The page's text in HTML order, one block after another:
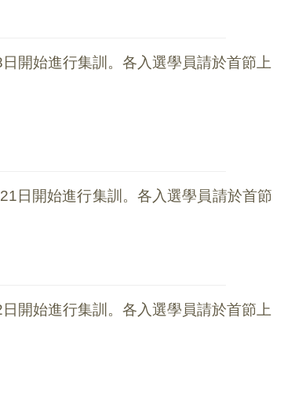
日開始進行集訓。各入選學員請於首節上
日開始進行集訓。各入選學員請於首節
日開始進行集訓。各入選學員請於首節上